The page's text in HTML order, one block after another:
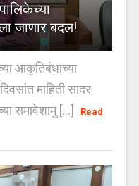
जाणार बदल!
आकृतिबंधाच्या
माहिती सादर
समावेशामु [...]
Read